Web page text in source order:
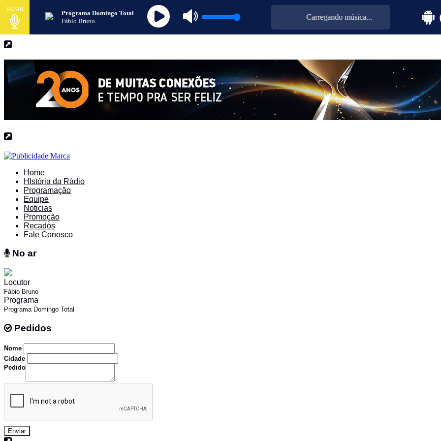
NO AR
Programa Domingo Total
Fábio Bruno
Carregando música...
Home
HIstória da Rádio
Programação
Equipe
Noticias
Promoção
Recados
Fale Conosco
No ar
Locutor
Fábio Bruno
Programa
Programa Domingo Total
Pedidos
Nome
Cidade
Pedido
Enviar